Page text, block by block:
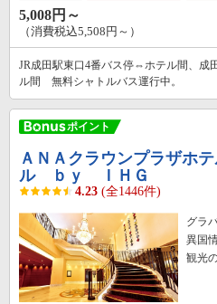
5,008円～
（消費税込5,508円～）
JR成田駅東口4番バス停⇔ホテル間、成
ル間 無料シャトルバス運行中。
ＡＮＡクラウンプラザホ
ル ｂｙ ＩＨＧ
4.23 (全1446件)
グラ
異国
観光